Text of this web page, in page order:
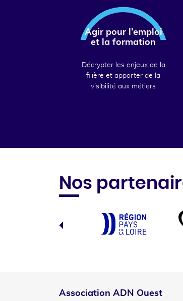
Agir pour l’emploi
et la formation
Décrypter les enjeux de la
filière et apporter de la
visibilité aux métiers
Nos
Association ADN Ouest